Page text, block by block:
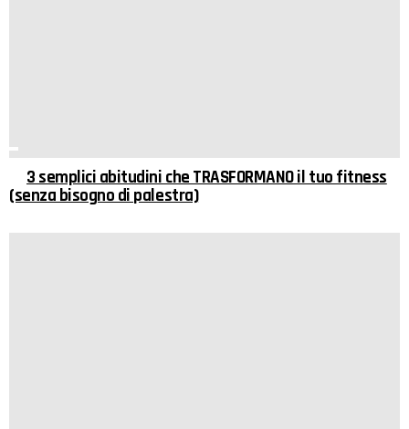
3 semplici abitudini che TRASFORMANO il tuo fitness
(senza bisogno di palestra)